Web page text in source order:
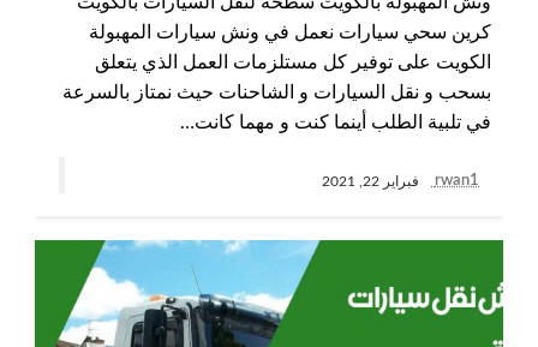
كرين سحي سيارات نعمل في ونش سيارات المهبولة
الكويت على توفير كل مستلزمات العمل الذي يتعلق
بسحب و نقل السيارات و الشاحنات حيث نمتاز بالسرعة
في تلبية الطلب أينما كنت و مهما كانت…
rwan1 فبراير 22, 2021